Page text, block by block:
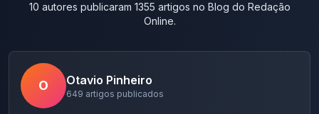
10 autores publicaram 1355 artigos no Blog do Redação
Online.
O Otavio Pinheiro
649 artigos publicados